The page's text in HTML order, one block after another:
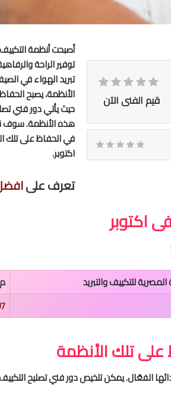
قيم الفنى الآن
أصبحت أنظمة
توفير الراحة
تبريد الهواء في
الأنظمة، يصبح
حيث يأتي دور فني
هذه الأنظمة. سوف
في الحفاظ على تلك
اكتوبر.
تعرف علىافضل
اكتوبر
للتكييف والتبريد
تلك الأنظمة
الفعّال. يمكن تلخيص دور فني تصليح التكييف